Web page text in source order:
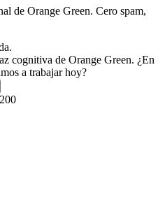
de Orange Green. Cero spam,
cognitiva de Orange Green. ¿En
a trabajar hoy?